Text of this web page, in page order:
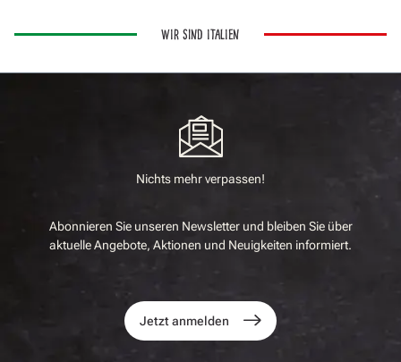
WIR SIND ITALIEN
Nichts mehr verpassen!
Abonnieren Sie unseren Newsletter und bleiben Sie über
aktuelle Angebote, Aktionen und Neuigkeiten informiert.
Jetzt anmelden